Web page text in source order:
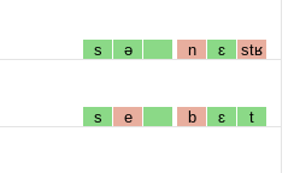
s ə n ɛ stʁ
s e b ɛ t